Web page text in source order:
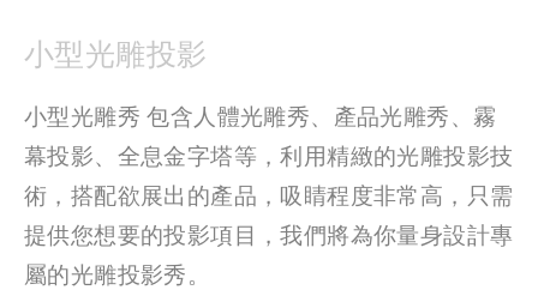
小型光雕投影
小型光雕秀 包含人體光雕秀、產品光雕秀、霧
幕投影、全息金字塔等，利用精緻的光雕投影技
術，搭配欲展出的產品，吸睛程度非常高，只需
提供您想要的投影項目，我們將為你量身設計專
屬的光雕投影秀。